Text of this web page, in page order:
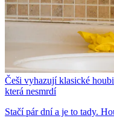
Češi vyhazují klasické
která nesmrdí
Stačí pár dní a je to tady.